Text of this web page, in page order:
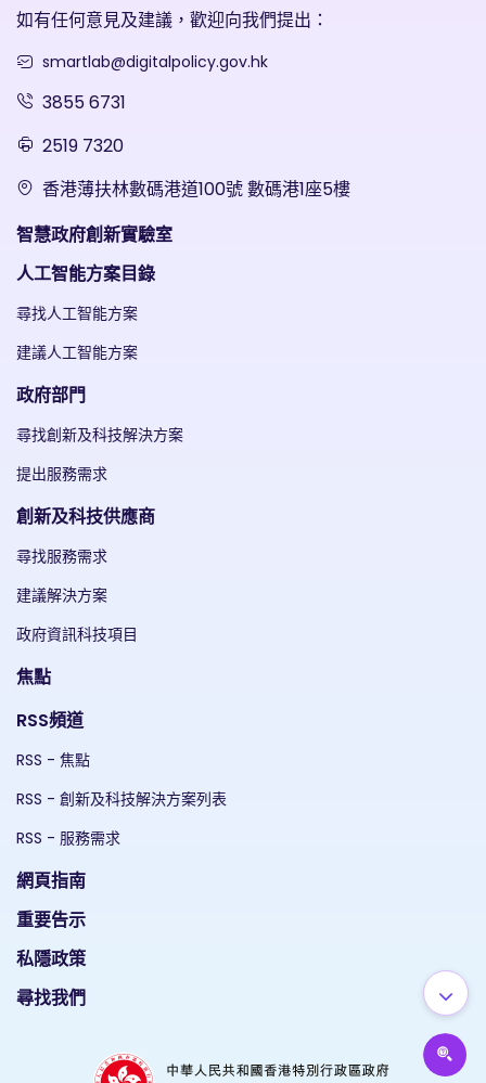
如有任何意見及建議，歡迎向我們提出：
smartlab@digitalpolicy.gov.hk
3855 6731
2519 7320
香港薄扶林數碼港道100號 數碼港1座5樓
智慧政府創新實驗室
人工智能方案目錄
尋找人工智能方案
建議人工智能方案
政府部門
尋找創新及科技解決方案
提出服務需求
創新及科技供應商
尋找服務需求
建議解決方案
政府資訊科技項目
焦點
RSS頻道
RSS - 焦點
RSS - 創新及科技解決方案列表
RSS - 服務需求
網頁指南
重要告示
私隱政策
尋找我們